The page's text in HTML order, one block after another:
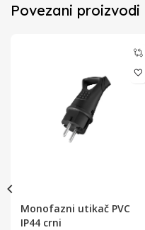
Povezani proizvodi
Monofazni utikač PVC
IP44 crni